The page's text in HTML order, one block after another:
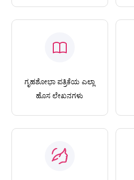
ಗೃಹಶೋಭಾ ಪತ್ರಿಕೆಯ ಎಲ್ಲಾ
ಹೊಸ ಲೇಖನಗಳು